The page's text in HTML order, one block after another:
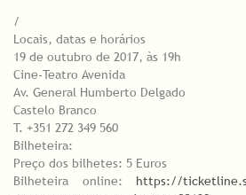
/
Locais, datas e horários
19 de outubro de 2017, às 19h
Cine-Teatro Avenida
Av. General Humberto Delgado
Castelo Branco
T. +351 272 349 560
Bilheteira:
Preço dos bilhetes: 5 Euros
Bilheteira online: https://